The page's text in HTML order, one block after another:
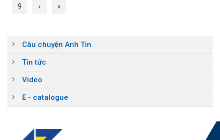
9
› »
Câu chuyện Anh Tin
Tin tức
Video
E - catalogue